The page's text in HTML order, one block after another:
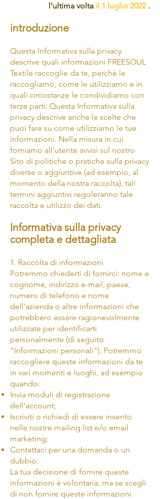
l'ultima volta il 1 luglio 2022 .
introduzione
Questa Informativa sulla privacy
descrive quali informazioni FREESOUL
Textile raccoglie da te, perché le
raccogliamo, come le utilizziamo e in
quali circostanze le condividiamo con
terze parti. Questa Informativa sulla
privacy descrive anche le scelte che
puoi fare su come utilizziamo le tue
informazioni. Nella misura in cui
forniamo all'utente avvisi sul nostro
Sito di politiche o pratiche sulla privacy
diverse o aggiuntive (ad esempio, al
momento della nostra raccolta), tali
termini aggiuntivi regoleranno tale
raccolta e utilizzo dei dati.
Informativa sulla privacy
completa e dettagliata
1. Raccolta di informazioni
Potremmo chiederti di fornirci: nome e
cognome, indirizzo e-mail, paese,
numero di telefono e nome
dell'azienda o altre informazioni che
potrebbero essere ragionevolmente
utilizzate per identificarti
personalmente (di seguito
"Informazioni personali"). Potremmo
raccogliere queste informazioni da te
in vari momenti e luoghi, ad esempio
quando:
Invia moduli di registrazione
dell'account;
Iscriviti o richiedi di essere inserito
nelle nostre mailing list e/o email
marketing;
Contattaci per una domanda o un
dubbio.
La tua decisione di fornire queste
informazioni è volontaria, ma se scegli
di non fornire queste informazioni